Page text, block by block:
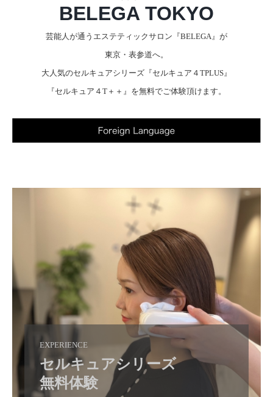
BELEGA TOKYO
芸能人が通うエステティックサロン『BELEGA』 が
東京・表参道へ。
大人気のセルキュアシリーズ『セルキュア４TPLUS』
『セルキュア４T＋＋』を無料でご体験頂けます。
EXPERIENCE
セルキュアシリーズ
無料体験